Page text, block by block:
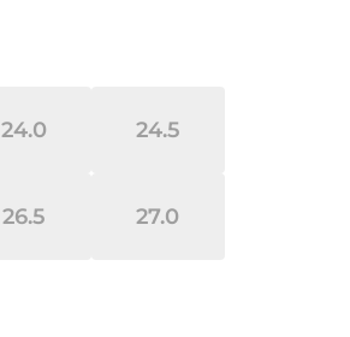
24.0 24.5
26.5 27.0